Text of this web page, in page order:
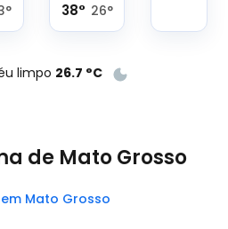
° 38° 26°
limpo 26.7 °C
de Mato Grosso
Mato Grosso